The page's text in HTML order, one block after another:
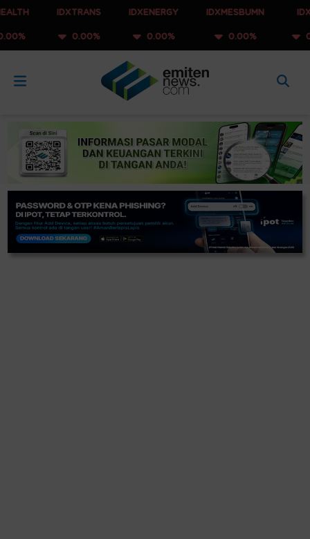
IDXTRANS
0.00%
IDXENERGY
0.00%
IDXMESBUMN
0.00% 0.00%